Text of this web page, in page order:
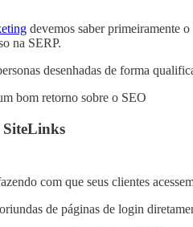
devemos saber primeiramente
na SERP.
desenhadas de forma
bom retorno sobre o SEO
SiteLinks
com que seus clientes
de páginas de login